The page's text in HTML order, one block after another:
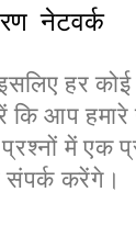
नेटवर्क
हर कोई
कि आप
में एक
करेंगे।